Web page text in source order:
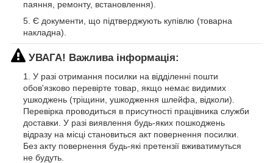
паяння, ремонту, встановлення).
Є документи, що підтверджують купівлю (товарна
накладна).
УВАГА! Важлива інформація:
У разі отримання посилки на відділенні пошти
обов'язково перевірте товар, якщо немає видимих
ушкоджень (тріщини, ушкодження шлейфа, відколи).
Перевірка проводиться в присутності працівника служби
доставки. У разі виявлення будь-яких пошкоджень
відразу на місці становиться акт повернення посилки.
Без акту повернення будь-які претензії вживатимуться
не будуть.